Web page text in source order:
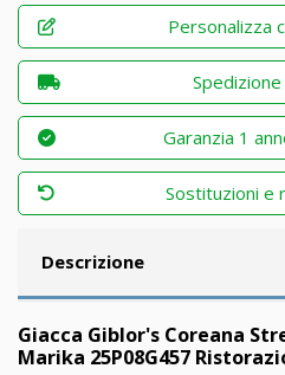
Personalizza
Garanzia 1
Sostituzioni e
Descrizione
Giacca Giblor's Coreana
Marika 25P08G457